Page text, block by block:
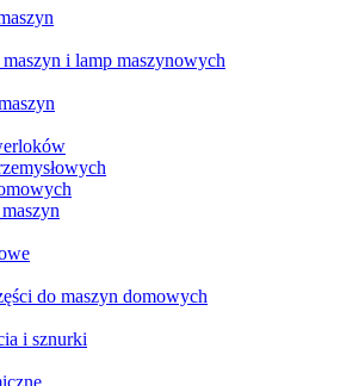
i lamp maszynowych
do maszyn domowych
i sznurki